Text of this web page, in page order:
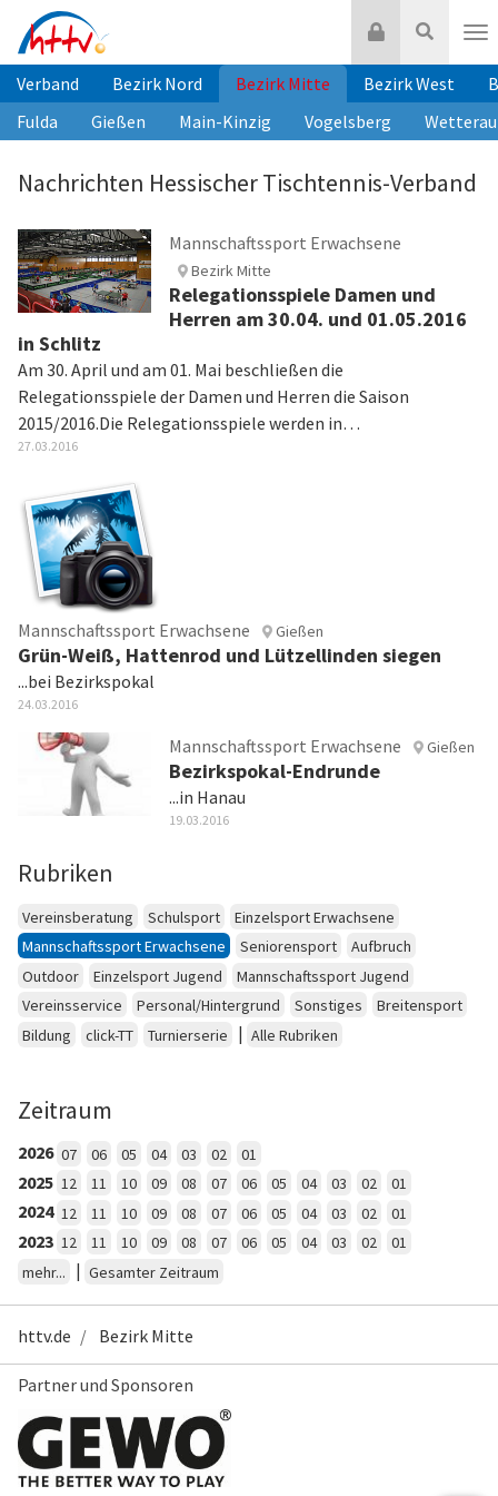
Inhalt
springen
Suche
Login
Verband Bezirk Nord Bezirk Mitte Bezirk West
Fulda
Gießen Main-Kinzig Vogelsberg Wetterau
Nachrichten Hessischer Tischtennis-Verband
Mannschaftssport Erwachsene
Bezirk Mitte
Relegationsspiele Damen und
Herren am 30.04. und 01.05.2016
in Schlitz
Am 30. April und am 01. Mai beschließen die
Relegationsspiele der Damen und Herren die Saison
2015/2016.Die Relegationsspiele werden in…
27.03.2016
Mannschaftssport Erwachsene Gießen
Grün-Weiß, Hattenrod und Lützellinden siegen
...bei Bezirkspokal
24.03.2016
Mannschaftssport Erwachsene Gießen
Bezirkspokal-Endrunde
...in Hanau
19.03.2016
Rubriken
Vereinsberatung Schulsport
Einzelsport Erwachsene
Mannschaftssport Erwachsene
Seniorensport
Aufbruch
Outdoor
Einzelsport Jugend
Mannschaftssport Jugend
Vereinsservice
Personal/Hintergrund Sonstiges
Breitensport
Bildung
click-TT Turnierserie | Alle Rubriken
Zeitraum
2026 07 06 05 04 03 02 01
2025 12 11 10 09 08 07 06 05 04 03 02 01
2024 12 11 10 09 08 07 06 05 04 03 02 01
2023 12 11 10 09 08 07 06 05 04 03 02
01
mehr...
| Gesamter Zeitraum
httv.de Bezirk Mitte
Partner und Sponsoren